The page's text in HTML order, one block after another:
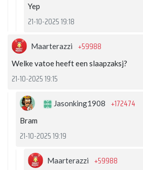
Yep
21-10-2025 19:18
Maarterazzi +59988
Welke vatoe heeft een slaapzaksj?
21-10-2025 19:15
Jasonking1908 +172474
Bram
21-10-2025 19:19
Maarterazzi +59988